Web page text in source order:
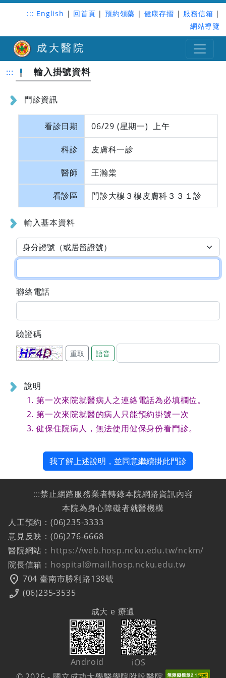
::: English | 回首頁 | 預約領藥 | 健康存摺 | 服務信箱 |
網站導覽
成大醫院
::: 輸入掛號資料
門診資訊
看診日期 06/29 (星期一) 上午
科診 皮膚科一診
醫師 王瀚棠
看診區 門診大樓３樓皮膚科３３１診
輸入基本資料
聯絡電話
驗證碼
重取 語音
說明
第一次來院就醫病人之連絡電話為必填欄位。
第一次來院就醫的病人只能預約掛號一次
健保住院病人，無法使用健保身份看門診。
我了解上述說明，並同意繼續掛此門診
:::禁止網路服務業者轉錄本院網路資訊內容
本院為身心障礙者就醫機構
人工預約：(06)235-3333
意見反映：(06)276-6668
醫院網站： https://web.hosp.ncku.edu.tw/nckm/
院長信箱： hospital@mail.hosp.ncku.edu.tw
location_on 704 臺南市勝利路138號
phone_enabled (06)235-3535
成大 e 療通
Android
iOS